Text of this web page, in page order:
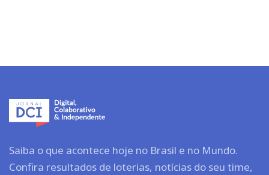
Saiba o que acontece hoje no Brasil e no Mundo.
Confira resultados de loterias, notícias do seu time,